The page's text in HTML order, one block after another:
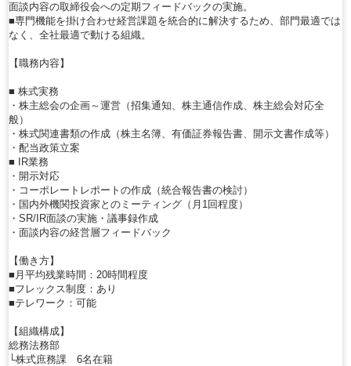
面談内容の取締役会への定期フィードバックの実施。
■専門機能を掛け合わせ経営課題を統合的に解決するため、部門最適では
なく、全社最適で動ける組織。
【職務内容】
■ 株式実務
・株主総会の企画～運営（招集通知、株主通信作成、株主総会対応全
般）
・株式関連書類の作成（株主名簿、有価証券報告書、開示文書作成等）
・配当政策立案
■ IR業務
・開示対応
・コーポレートレポートの作成（統合報告書の検討）
・国内外機関投資家とのミーティング（月1回程度）
・SR/IR面談の実施・議事録作成
・面談内容の経営層フィードバック
【働き方】
■月平均残業時間：20時間程度
■フレックス制度：あり
■テレワーク：可能
【組織構成】
総務法務部
└株式庶務課 6名在籍